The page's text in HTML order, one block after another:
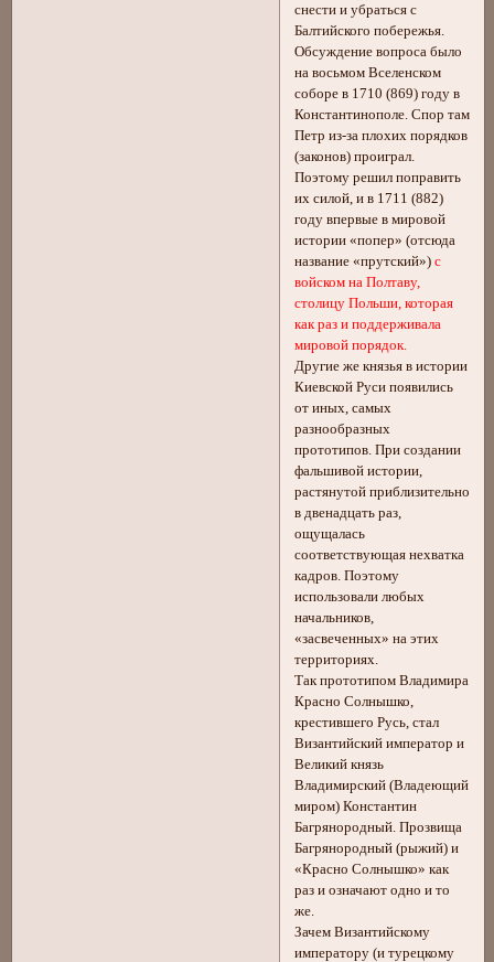
снести и убраться с
Балтийского побережья.
Обсуждение вопроса было
на восьмом Вселенском
соборе в 1710 (869) году в
Константинополе. Спор там
Петр из-за плохих порядков
(законов) проиграл.
Поэтому решил поправить
их силой, и в 1711 (882)
году впервые в мировой
истории «попер» (отсюда
название «прутский»)с
войском на Полтаву,
столицу Польши, которая
как раз и поддерживала
мировой порядок.
Другие же князья в истории
Киевской Руси появились
от иных, самых
разнообразных
прототипов. При создании
фальшивой истории,
растянутой приблизительно
в двенадцать раз,
ощущалась
соответствующая нехватка
кадров. Поэтому
использовали любых
начальников,
«засвеченных» на этих
территориях.
Так прототипом Владимира
Красно Солнышко,
крестившего Русь, стал
Византийский император и
Великий князь
Владимирский (Владеющий
миром) Константин
Багрянородный. Прозвища
Багрянородный (рыжий) и
«Красно Солнышко» как
раз и означают одно и то
же.
Зачем Византийскому
императору (и турецкому